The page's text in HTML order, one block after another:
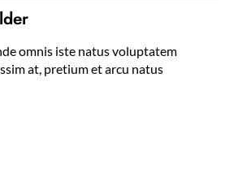
omnis iste natus voluptatem
at, pretium et arcu natus